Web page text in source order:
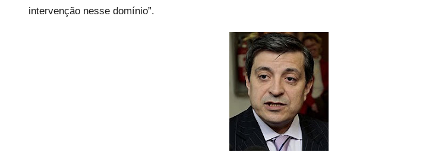
f
intervenção nesse domínio”.